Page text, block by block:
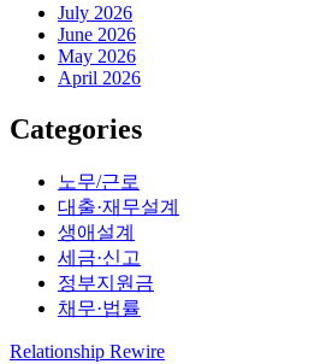
July 2026
June 2026
May 2026
April 2026
Categories
노무/근로
대출·재무설계
생애설계
세금·신고
정부지원금
채무·법률
Relationship Rewire